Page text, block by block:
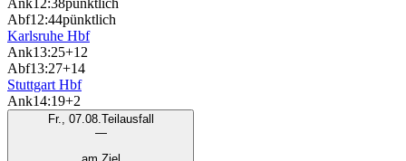
Ank12:38pünktlich
Abf12:44pünktlich
Karlsruhe Hbf
Ank13:25+12
Abf13:27+14
Stuttgart Hbf
Ank14:19+2
Fr., 07.08.Teilausfall
—